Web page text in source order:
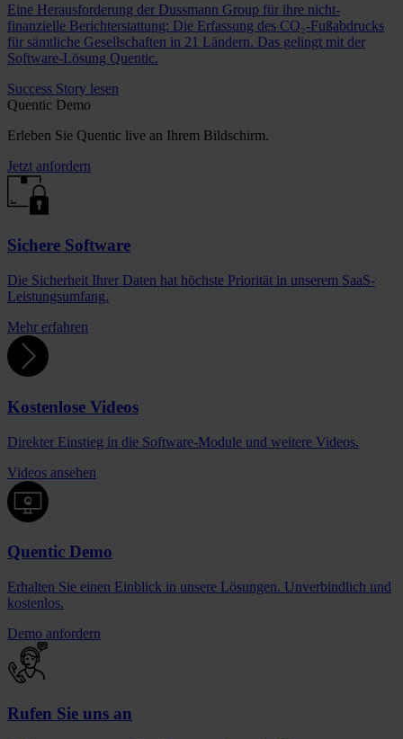
Eine Herausforderung der Dussmann Group für ihre nicht-
finanzielle Berichterstattung: Die Erfassung des CO₂-Fußabdrucks
für sämtliche Gesellschaften in 21 Ländern. Das gelingt mit der
Software-Lösung Quentic.
Success Story lesen
Quentic Demo
Erleben Sie Quentic live an Ihrem Bildschirm.
Jetzt anfordern
Sichere Software
Die Sicherheit Ihrer Daten hat höchste Priorität in unserem SaaS-
Leistungsumfang.
Mehr erfahren
Kostenlose Videos
Direkter Einstieg in die Software-Module und weitere Videos.
Videos ansehen
Quentic Demo
Erhalten Sie einen Einblick in unsere Lösungen. Unverbindlich und
kostenlos.
Demo anfordern
Rufen Sie uns an